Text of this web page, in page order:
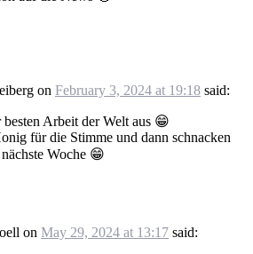
on February 3, 2024 at 19:18 said:
besten Arbeit der Welt aus 😁
für die Stimme und dann schnacken
Woche 😁
on May 29, 2024 at 13:17 said: